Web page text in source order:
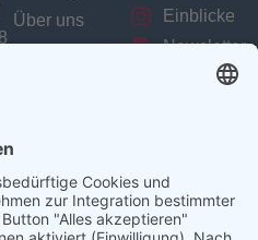
Über uns
Einblicke
Newsletter
Linkedin
YouTube